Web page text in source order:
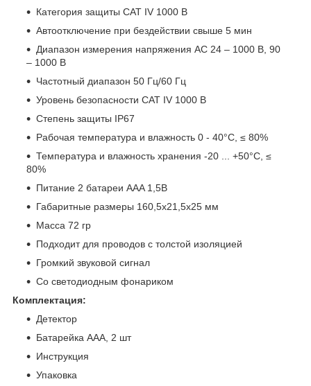
Категория защиты CAT IV 1000 В
Автоотключение при бездействии свыше 5 мин
Диапазон измерения напряжения AC 24 – 1000 В, 90
– 1000 В
Частотный диапазон 50 Гц/60 Гц
Уровень безопасности CAT IV 1000 В
Степень защиты IP67
Рабочая температура и влажность 0 - 40°C, ≤ 80%
Температура и влажность хранения -20 ... +50°C, ≤
80%
Питание 2 батареи AAA 1,5В
Габаритные размеры 160,5x21,5x25 мм
Масса 72 гр
Подходит для проводов с толстой изоляцией
Громкий звуковой сигнал
Со светодиодным фонариком
Комплектация:
Детектор
Батарейка ААА, 2 шт
Инструкция
Упаковка